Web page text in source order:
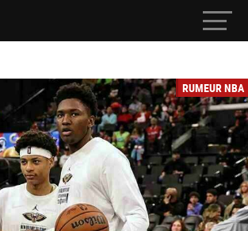
RUMEUR NBA